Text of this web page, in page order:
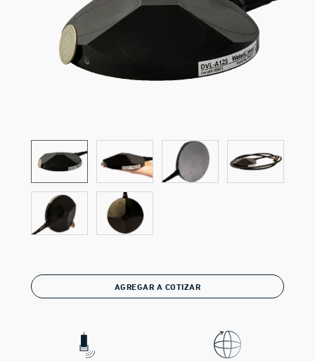
AGREGAR A COTIZAR